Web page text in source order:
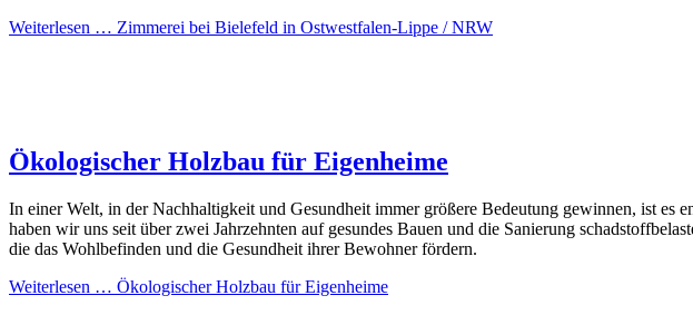
Weiterlesen … Zimmerei bei Bielefeld in Ostwestfalen-Lippe / NRW
Ökologischer Holzbau für Eigenheime
In einer Welt, in der Nachhaltigkeit und Gesundheit immer größere Bedeutung gewinnen, ist es
haben wir uns seit über zwei Jahrzehnten auf gesundes Bauen und die Sanierung
die das Wohlbefinden und die Gesundheit ihrer Bewohner fördern.
Weiterlesen … Ökologischer Holzbau für Eigenheime